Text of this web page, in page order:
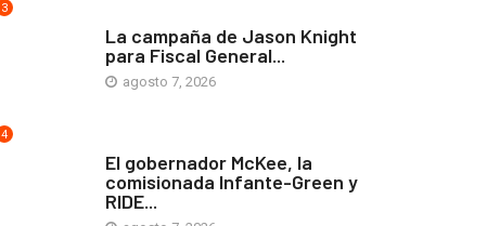
3
La campaña de Jason Knight
para Fiscal General...
agosto 7, 2026
4
El gobernador McKee, la
comisionada Infante-Green y
RIDE...